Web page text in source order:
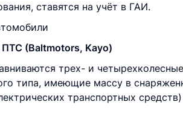
ставятся на учёт в ГАИ.
(Baltmotors, Kayo)
трех- и
типа, имеющие массу в
транспортных